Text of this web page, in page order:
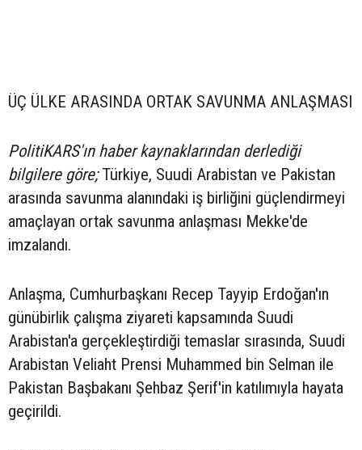
ÜÇ ÜLKE ARASINDA ORTAK SAVUNMA ANLAŞMASI
PolitiKARS'ın haber kaynaklarından derlediği
bilgilere göre;Türkiye, Suudi Arabistan ve Pakistan
arasında savunma alanındaki iş birliğini güçlendirmeyi
amaçlayan ortak savunma anlaşması Mekke'de
imzalandı.
Anlaşma, Cumhurbaşkanı Recep Tayyip Erdoğan'ın
günübirlik çalışma ziyareti kapsamında Suudi
Arabistan'a gerçekleştirdiği temaslar sırasında, Suudi
Arabistan Veliaht Prensi Muhammed bin Selman ile
Pakistan Başbakanı Şehbaz Şerif'in katılımıyla hayata
geçirildi.